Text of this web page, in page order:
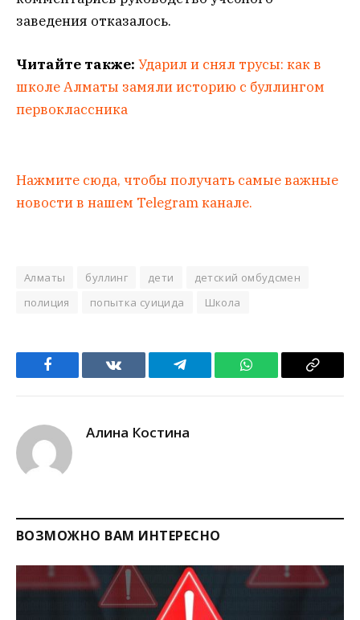
заведения отказалось.
Читайте также: Ударил и снял трусы: как в
школе Алматы замяли историю с буллингом
первоклассника
Нажмите сюда, чтобы получать самые важные
новости в нашем Telegram канале.
Алматы буллинг дети
детский омбудсмен
полиция
попытка суицида Школа
Facebook VKontakteTelegram WhatsApp Copy
Алина Костина
ВОЗМОЖНО ВАМ ИНТЕРЕСНО